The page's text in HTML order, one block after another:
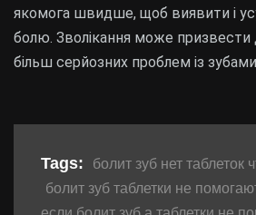
якомога швидше, щоб виявити і
болю. Зволікання може призвести
більш серйозних проблем із
Tags: болит зуб нет таблеток
болит зуб таблетки не